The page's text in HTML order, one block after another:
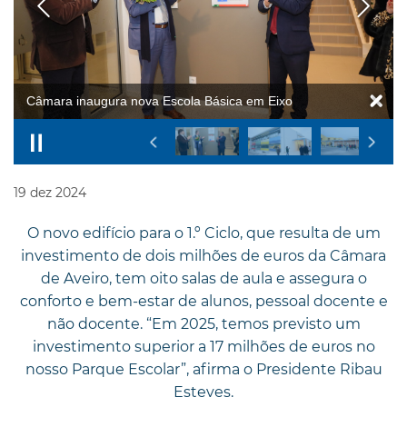
Câmara inaugura nova Escola Básica em Eixo
19 dez 2024
O novo edifício para o 1.º Ciclo, que resulta de um
investimento de dois milhões de euros da Câmara
de Aveiro, tem oito salas de aula e assegura o
conforto e bem-estar de alunos, pessoal docente e
não docente. “Em 2025, temos previsto um
investimento superior a 17 milhões de euros no
nosso Parque Escolar”, afirma o Presidente Ribau
Esteves.